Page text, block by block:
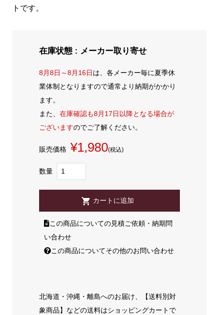
トです。
在庫状態 : メーカー取り寄せ
8月8日～8月16日は、各メーカー毎に夏季休
業体制となりますので通常より納期がかかり
ます。
また、 在庫確認も8月17日以降となる場合が
ございますのでご了解ください。
販売価格 ¥1,980(税込)
数量
この商品についての見積ご依頼・納期問
い合わせ
この商品についてその他のお問い合わせ
北海道・沖縄・離島へのお届け、【送料別対
象商品】などの送料はショッピングカートで